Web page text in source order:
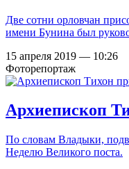
Две сотни орловчан
имени Бунина был
15 апреля 2019 — 10:26
Фоторепортаж
Архиепископ
По словам Владыки,
Неделю Великого поста.